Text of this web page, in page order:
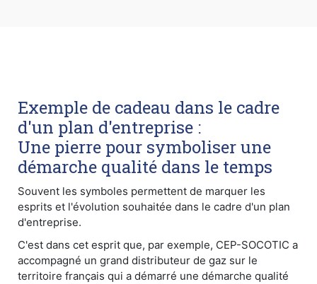
Exemple de cadeau dans le cadre
d'un plan d'entreprise :
Une pierre pour symboliser une
démarche qualité dans le temps
Souvent les symboles permettent de marquer les
esprits et l'évolution souhaitée dans le cadre d'un plan
d'entreprise.
C'est dans cet esprit que, par exemple, CEP-SOCOTIC a
accompagné un grand distributeur de gaz sur le
territoire français qui a démarré une démarche qualité